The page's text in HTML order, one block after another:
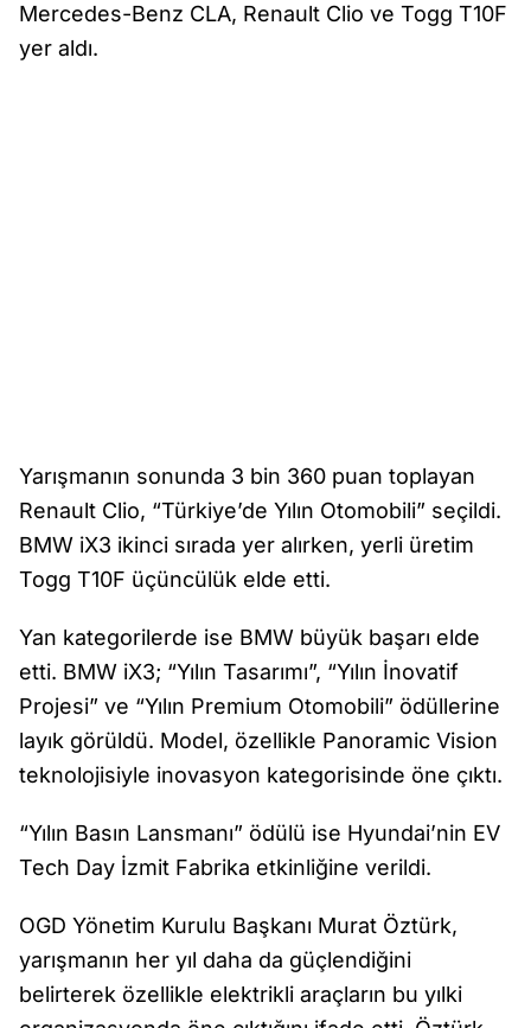
Mercedes-Benz CLA, Renault Clio ve Togg T10F
yer aldı.
Yarışmanın sonunda 3 bin 360 puan toplayan
Renault Clio, “Türkiye’de Yılın Otomobili” seçildi.
BMW iX3 ikinci sırada yer alırken, yerli üretim
Togg T10F üçüncülük elde etti.
Yan kategorilerde ise BMW büyük başarı elde
etti. BMW iX3; “Yılın Tasarımı”, “Yılın İnovatif
Projesi” ve “Yılın Premium Otomobili” ödüllerine
layık görüldü. Model, özellikle Panoramic Vision
teknolojisiyle inovasyon kategorisinde öne çıktı.
“Yılın Basın Lansmanı” ödülü ise Hyundai’nin EV
Tech Day İzmit Fabrika etkinliğine verildi.
OGD Yönetim Kurulu Başkanı Murat Öztürk,
yarışmanın her yıl daha da güçlendiğini
belirterek özellikle elektrikli araçların bu yılki